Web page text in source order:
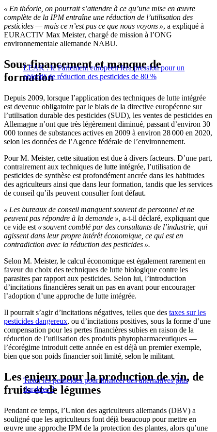
« En théorie, on pourrait s’attendre à ce qu’une mise en œuvre
complète de la IPM entraîne une réduction de l’utilisation des
pesticides — mais ce n’est pas ce que nous voyons », a expliqué à
EURACTIV Max Meister, chargé de mission à l’ONG
environnementale allemande NABU.
LEAK : le Parlement européen fera pression pour un
objectif de réduction des pesticides de 80 %
Sous-financement et manque de
formation
Depuis 2009, lorsque l’application des techniques de lutte intégrée
est devenue obligatoire par le biais de la directive européenne sur
l’utilisation durable des pesticides (SUD), les ventes de pesticides en
Allemagne n’ont que très légèrement diminué, passant d’environ 30
000 tonnes de substances actives en 2009 à environ 28 000 en 2020,
selon les données de l’Agence fédérale de l’environnement.
Pour M. Meister, cette situation est due à divers facteurs. D’une part,
contrairement aux techniques de lutte intégrée, l’utilisation de
pesticides de synthèse est profondément ancrée dans les habitudes
des agriculteurs ainsi que dans leur formation, tandis que les services
de conseil qu’ils peuvent consulter font défaut.
« Les bureaux de conseil manquent souvent de personnel et ne
peuvent pas répondre à la demande », a-t-il déclaré, expliquant que
ce vide est « souvent comblé par des consultants de l’industrie, qui
agissent dans leur propre intérêt économique, ce qui est en
contradiction avec la réduction des pesticides ».
Selon M. Meister, le calcul économique est également rarement en
faveur du choix des techniques de lutte biologique contre les
parasites par rapport aux pesticides. Selon lui, l’introduction
d’incitations financières serait un pas en avant pour encourager
l’adoption d’une approche de lutte intégrée.
Il pourrait s’agir d’incitations négatives, telles que des taxes sur les
pesticides dangereux, ou d’incitations positives, sous la forme d’une
compensation pour les pertes financières subies en raison de la
réduction de l’utilisation des produits phytopharmaceutiques —
l’écorégime introduit cette année en est déjà un premier exemple,
bien que son poids financier soit limité, selon le militant.
Taxer les pesticides pour financer des alternatives plus
durables ?
Les enjeux pour la production de vin, de
fruits et de légumes
Pendant ce temps, l’Union des agriculteurs allemands (DBV) a
souligné que les agriculteurs font déjà beaucoup pour mettre en
œuvre une approche IPM de la protection des plantes, alors qu’une